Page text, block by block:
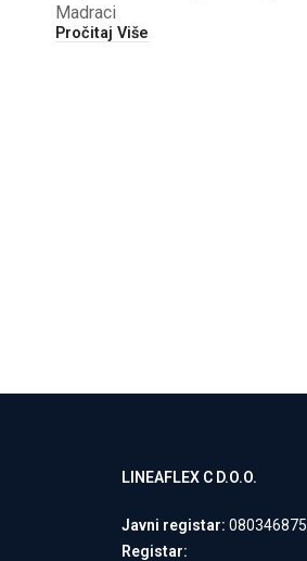
Madraci
Pročitaj Više
LINEAFLEX C D.O.O.
Javni registar: 080346875
Registar: